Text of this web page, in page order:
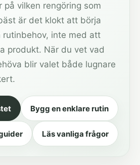
på vilken rengöring som
är det klokt att börja
rutinbehov, inte med att
produkt. När du vet vad
blir valet både lugnare
Bygg en enklare rutin
Läs vanliga frågor